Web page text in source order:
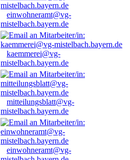
einwohneramt@vg-
mistelbach.bayern.de
kaemmerei@vg-
mistelbach.bayern.de
mitteilungsblatt@vg-
mistelbach.bayern.de
einwohneramt@vg-